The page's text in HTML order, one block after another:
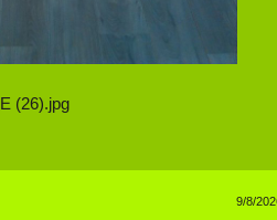
E (26).jpg
9/8/